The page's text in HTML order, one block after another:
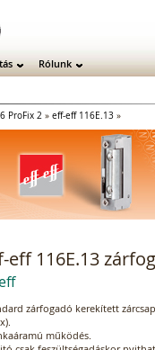
Rólunk
ProFix 2 » eff-eff 116E.13 »
eff 116E.13
zárfogadó kerekített
működés.